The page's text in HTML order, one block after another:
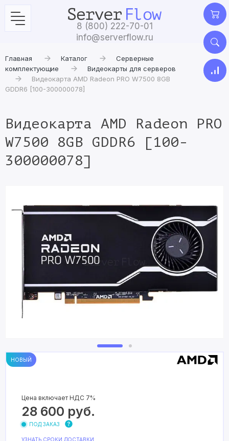
8 (800) 222-70-01
info@serverflow.ru
Главная Каталог
Серверные
комплектующие
Видеокарты для серверов
Видеокарта AMD Radeon PRO W7500 8GB
GDDR6 [100-300000078]
Видеокарта AMD Radeon PRO
W7500 8GB GDDR6 [100-
300000078]
НОВЫЙ
Цена включает НДС 7%
28 600 руб.
ПОД ЗАКАЗ
УЗНАТЬ СРОКИ ДОСТАВКИ